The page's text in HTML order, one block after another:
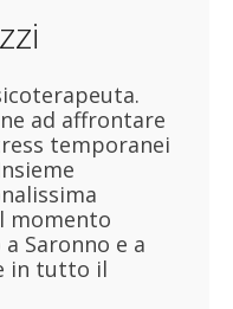
ad affrontare
temporanei
momento
Saronno e a
in tutto il